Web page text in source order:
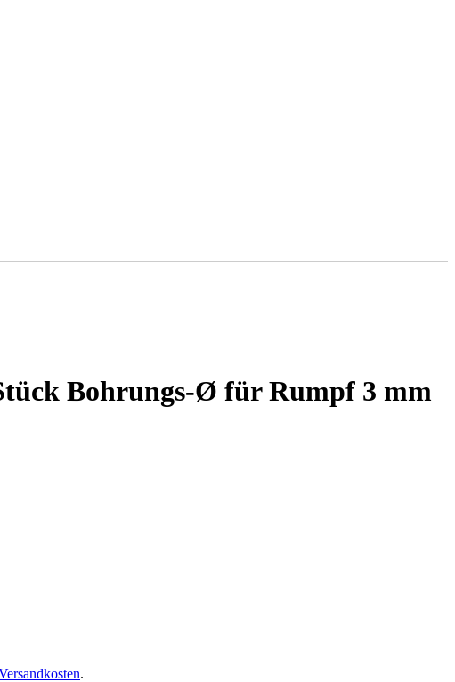
Bohrungs-Ø für Rumpf 3 mm
.